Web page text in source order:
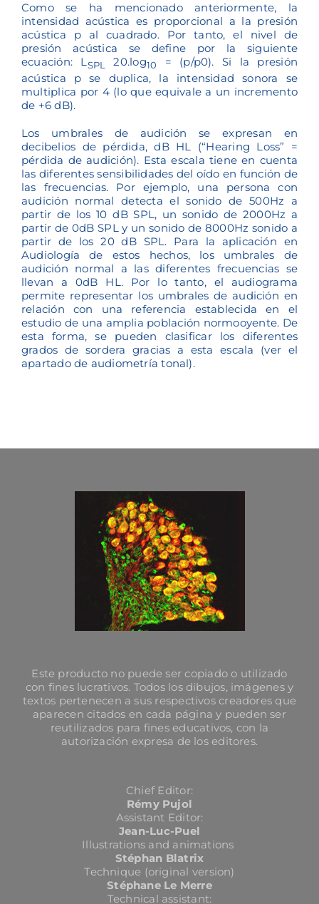
Como se ha mencionado anteriormente, la
intensidad acústica es proporcional a la presión
acústica p al cuadrado. Por tanto, el nivel de
presión acústica se define por la siguiente
ecuación: LSPL 20.log10
= (p/p0). Si la presión
acústica p se duplica, la intensidad sonora se
multiplica por 4 (lo que equivale a un incremento
de +6 dB).
Los umbrales de audición se expresan en
decibelios de pérdida, dB HL (“Hearing Loss” =
pérdida de audición). Esta escala tiene en cuenta
las diferentes sensibilidades del oído en función de
las frecuencias. Por ejemplo, una persona con
audición normal detecta el sonido de 500Hz a
partir de los 10 dB SPL, un sonido de 2000Hz a
partir de 0dB SPL y un sonido de 8000Hz sonido a
partir de los 20 dB SPL. Para la aplicación en
Audiología de estos hechos, los umbrales de
audición normal a las diferentes frecuencias se
llevan a 0dB HL. Por lo tanto, el audiograma
permite representar los umbrales de audición en
relación con una referencia establecida en el
estudio de una amplia población normooyente. De
esta forma, se pueden clasificar los diferentes
grados de sordera gracias a esta escala (ver el
apartado de audiometría tonal).
Este producto no puede ser copiado o utilizado
con fines lucrativos. Todos los dibujos, imágenes y
textos pertenecen a sus respectivos creadores que
aparecen citados en cada página y pueden ser
reutilizados para fines educativos, con la
autorización expresa de los editores.
Chief Editor:
Rémy Pujol
Assistant Editor:
Jean-Luc-Puel
Illustrations and animations
Stéphan Blatrix
Technique (original version)
Stéphane Le Merre
Technical assistant: